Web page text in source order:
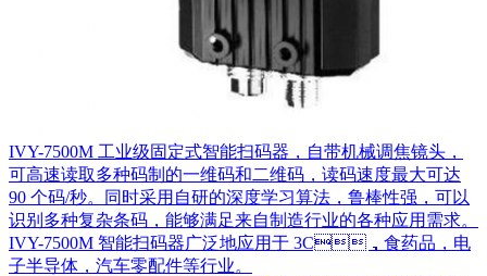
IVY-7500M 工业级固定式智能扫码器，自带机械调焦镜头，
可高速读取多种码制的一维码和二维码，读码速度最大可达
90 个码/秒。同时采用自研的深度学习算法，鲁棒性强，可以
识别多种复杂条码，能够满足来自制造行业的各种应用需求。
IVY-7500M 智能扫码器广泛地应用于 3C，食药品，电
子半导体，汽车零配件等行业。